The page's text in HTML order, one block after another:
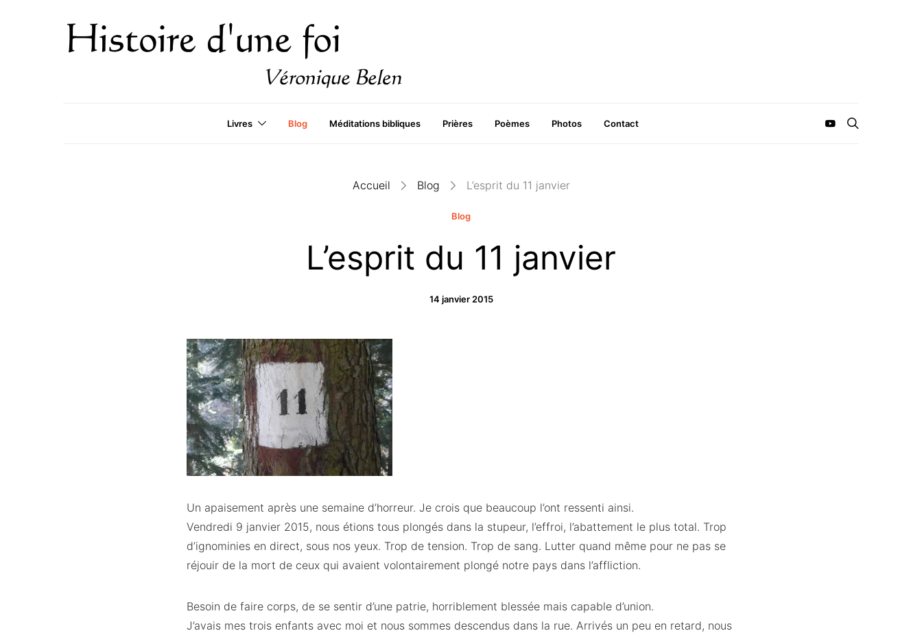
Livres Blog Méditations bibliques Prières Poèmes Photos Contact
Accueil Blog L’esprit du 11 janvier
Blog
L’esprit du 11 janvier
14 janvier 2015
Un apaisement après une semaine d’horreur. Je crois que beaucoup l’ont ressenti ainsi.
Vendredi 9 janvier 2015, nous étions tous plongés dans la stupeur, l’effroi, l’abattement le plus total. Trop
d’ignominies en direct, sous nos yeux. Trop de tension. Trop de sang. Lutter quand même pour ne pas se
réjouir de la mort de ceux qui avaient volontairement plongé notre pays dans l’affliction.
Besoin de faire corps, de se sentir d’une patrie, horriblement blessée mais capable d’union.
J’avais mes trois enfants avec moi et nous sommes descendus dans la rue. Arrivés un peu en retard, nous